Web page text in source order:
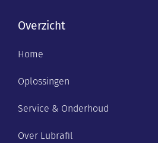
Overzicht
Home
Oplossingen
Service & Onderhoud
Over Lubrafil